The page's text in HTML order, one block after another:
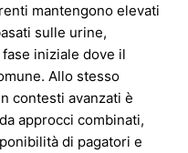
mantengono elevati
sulle urine,
iniziale dove il
Allo stesso
contesti avanzati è
approcci combinati,
di pagatori e